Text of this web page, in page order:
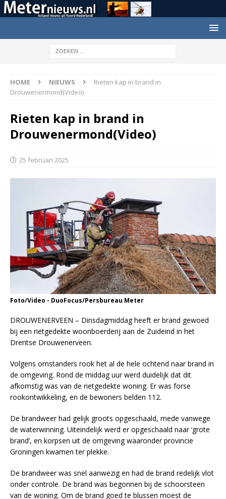
HOME NIEUWS
Rieten kap in brand in
Drouwenermond(Video)
Rieten kap in brand in
Drouwenermond(Video)
25 februari 2025
Foto/Video - DuoFocus/Persbureau Meter
DROUWENERVEEN – Dinsdagmiddag heeft er brand gewoed
bij een rietgedekte woonboerderij aan de Zuideind in het
Drentse Drouwenerveen.
Volgens omstanders rook het al de hele ochtend naar brand in
de omgeving. Rond de middag uur werd duidelijk dat dit
afkomstig was van de rietgedekte woning. Er was forse
rookontwikkeling, en de bewoners belden 112.
De brandweer had gelijk groots opgeschaald, mede vanwege
de waterwinning. Uiteindelijk werd er opgeschaald naar ‘grote
brand’, en korpsen uit de omgeving waaronder provincie
Groningen kwamen ter plekke.
De brandweer was snel aanwezig en had de brand redelijk vlot
onder controle. De brand was begonnen bij de schoorsteen
van de woning. Om de brand goed te blussen moest de